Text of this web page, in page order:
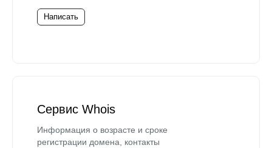
Написать
Сервис Whois
Информация о возрасте и сроке
регистрации домена, контакты